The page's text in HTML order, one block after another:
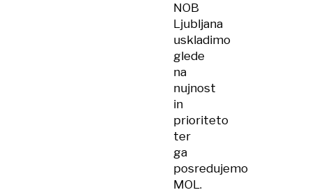
NOB
Ljubljana
uskladimo
glede
na
nujnost
in
prioriteto
ter
ga
posredujemo
MOL.